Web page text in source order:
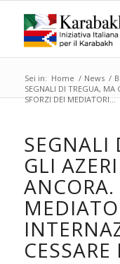
Sei in: Home / News /
SEGNALI DI TREGUA, MA
SFORZI DEI MEDIATORI...
SEGNALI
GLI
ANCORA.